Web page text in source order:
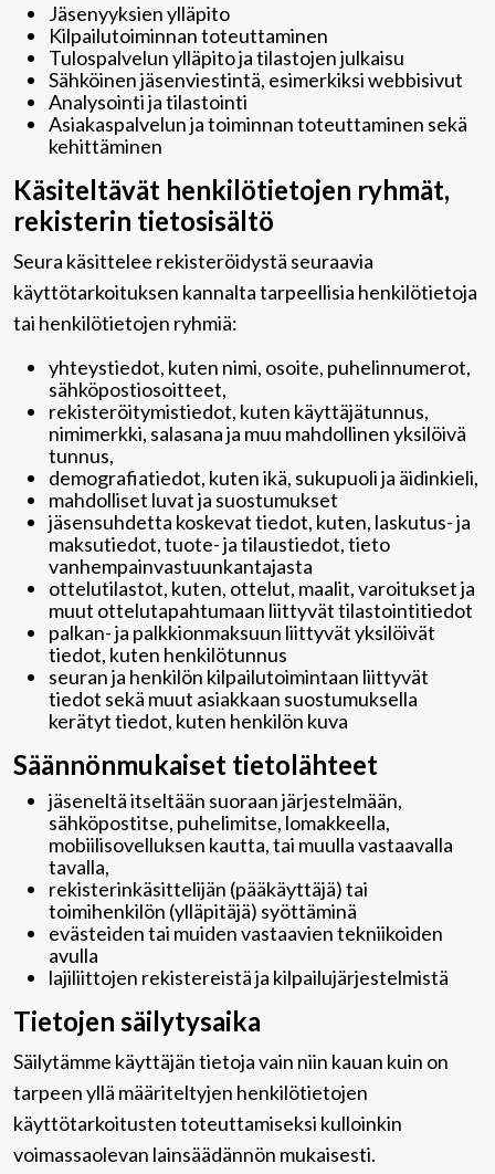
Jäsenyyksien ylläpito
Kilpailutoiminnan toteuttaminen
Tulospalvelun ylläpito ja tilastojen julkaisu
Sähköinen jäsenviestintä, esimerkiksi webbisivut
Analysointi ja tilastointi
Asiakaspalvelun ja toiminnan toteuttaminen sekä
kehittäminen
Käsiteltävät henkilötietojen ryhmät,
rekisterin tietosisältö
Seura käsittelee rekisteröidystä seuraavia
käyttötarkoituksen kannalta tarpeellisia henkilötietoja
tai henkilötietojen ryhmiä:
yhteystiedot, kuten nimi, osoite, puhelinnumerot,
sähköpostiosoitteet,
rekisteröitymistiedot, kuten käyttäjätunnus,
nimimerkki, salasana ja muu mahdollinen yksilöivä
tunnus,
demografiatiedot, kuten ikä, sukupuoli ja äidinkieli,
mahdolliset luvat ja suostumukset
jäsensuhdetta koskevat tiedot, kuten, laskutus- ja
maksutiedot, tuote- ja tilaustiedot, tieto
vanhempainvastuunkantajasta
ottelutilastot, kuten, ottelut, maalit, varoitukset ja
muut ottelutapahtumaan liittyvät tilastointitiedot
palkan- ja palkkionmaksuun liittyvät yksilöivät
tiedot, kuten henkilötunnus
seuran ja henkilön kilpailutoimintaan liittyvät
tiedot sekä muut asiakkaan suostumuksella
kerätyt tiedot, kuten henkilön kuva
Säännönmukaiset tietolähteet
jäseneltä itseltään suoraan järjestelmään,
sähköpostitse, puhelimitse, lomakkeella,
mobiilisovelluksen kautta, tai muulla vastaavalla
tavalla,
rekisterinkäsittelijän (pääkäyttäjä) tai
toimihenkilön (ylläpitäjä) syöttäminä
evästeiden tai muiden vastaavien tekniikoiden
avulla
lajiliittojen rekistereistä ja kilpailujärjestelmistä
Tietojen säilytysaika
Säilytämme käyttäjän tietoja vain niin kauan kuin on
tarpeen yllä määriteltyjen henkilötietojen
käyttötarkoitusten toteuttamiseksi kulloinkin
voimassaolevan lainsäädännön mukaisesti.